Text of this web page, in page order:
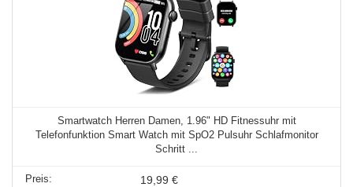
Smartwatch Herren Damen, 1.96" HD Fitnessuhr mit
Telefonfunktion Smart Watch mit SpO2 Pulsuhr Schlafmonitor
Schritt ...
19,99 €